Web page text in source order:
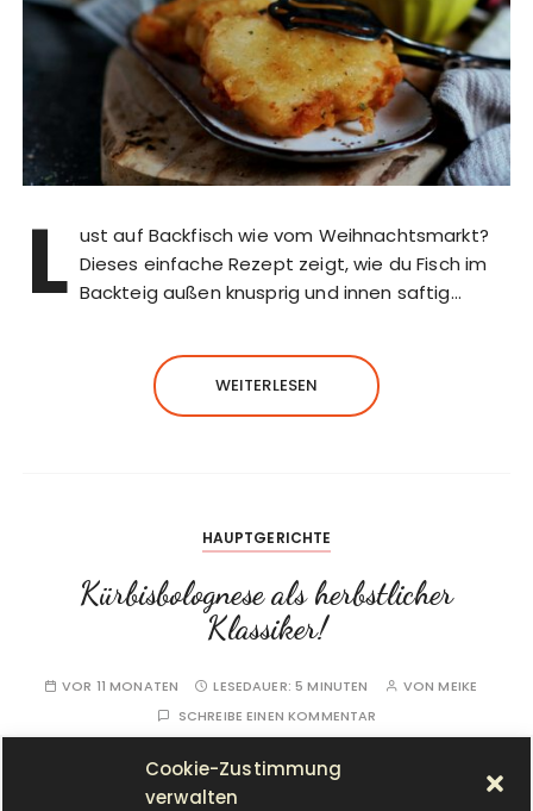
Cookie-Zustimmung
verwalten
L ust auf Backfisch wie vom Weihnachtsmarkt?
Dieses einfache Rezept zeigt, wie du Fisch im
Backteig außen knusprig und innen saftig…
WEITERLESEN
HAUPTGERICHTE
Kürbisbolognese als herbstlicher
Klassiker!
VOR 11 MONATEN LESEDAUER:5 MINUTEN VONMEIKE
SCHREIBE EINEN KOMMENTAR